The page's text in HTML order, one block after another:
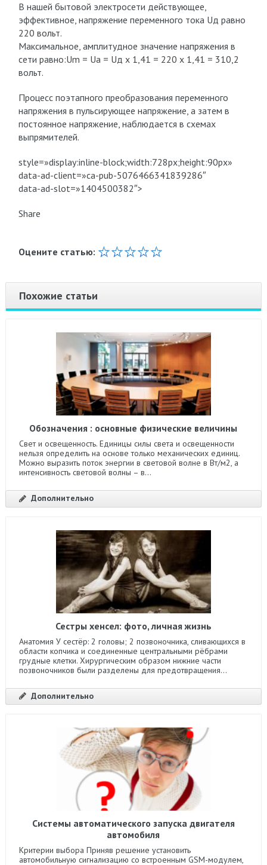
В нашей бытовой электросети действующее,
эффективное, напряжение переменного тока Uд равно
220 вольт.
Максимальное, амплитудное значение напряжения в
сети равно:Um = Ua = Uд х 1,41 = 220 х 1,41 = 310,2
вольт.
Процесс поэтапного преобразования переменного
напряжения в пульсирующее напряжение, а затем в
постоянное напряжение, наблюдается в схемах
выпрямителей.
style=»display:inline-block;width:728px;height:90px»
data-ad-client=»ca-pub-5076466341839286″
data-ad-slot=»1404500382″>
Share
Оцените статью:
Похожие статьи
Обозначения : основные физические величины
Свет и освещенность. Единицы силы света и освещенности
нельзя определить на основе только механических единиц.
Можно выразить поток энергии в световой волне в Вт/м2, а
интенсивность световой волны – в...
Дополнительно
Сестры хенсел: фото, личная жизнь
Анатомия У сестёр: 2 головы; 2 позвоночника, сливающихся в
области копчика и соединенные центральными рёбрами
грудные клетки. Хирургическим образом нижние части
позвоночников были разделены для предотвращения...
Дополнительно
Системы автоматического запуска двигателя
автомобиля
Критерии выбора Приняв решение установить
автомобильную сигнализацию со встроенным GSM-модулем,